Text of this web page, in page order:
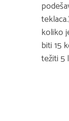
koliko
biti 15
težiti 5